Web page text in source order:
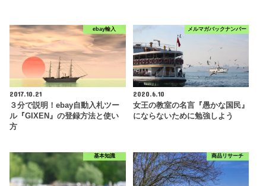
ebay輸入
2017.10.21
３分で説明！ebay自動入札ツー
ル『GIXEN』の登録方法と使い
方
メルマガバックナンバー
2020.6.10
女王の教室の名言『愚かな国民』
にならないために勉強しよう
基本知識 商品リサーチ